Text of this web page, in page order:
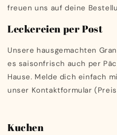
freuen uns auf deine
Leckereien per Post
Unsere hausgemachten
es saisonfrisch auch per
Hause. Melde dich einfach
unser Kontaktformular
Kuchen